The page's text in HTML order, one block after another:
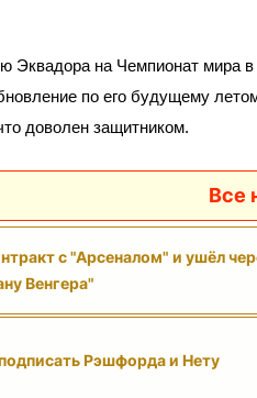
Эквадора на Чемпионат мира
по его будущему
доволен защитником.
Все
с "Арсеналом" и ушёл
Венгера"
Рэшфорда и Нету